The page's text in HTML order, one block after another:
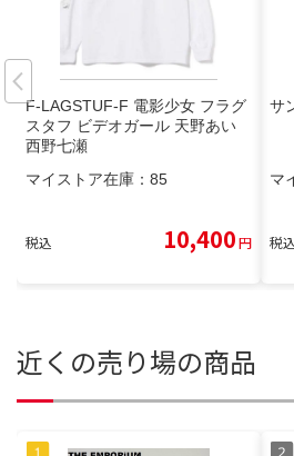
F-LAGSTUF-F 電影少女 フラグ
スタフ ビデオガール 天野あい
西野七瀬
マイストア在庫： 85
税込 10,400円
サ
マ
税込
近くの売り場の商品